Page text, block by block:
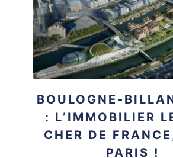
BOULOGNE-
: L’IMMOBILIER
CHER DE
PARIS !